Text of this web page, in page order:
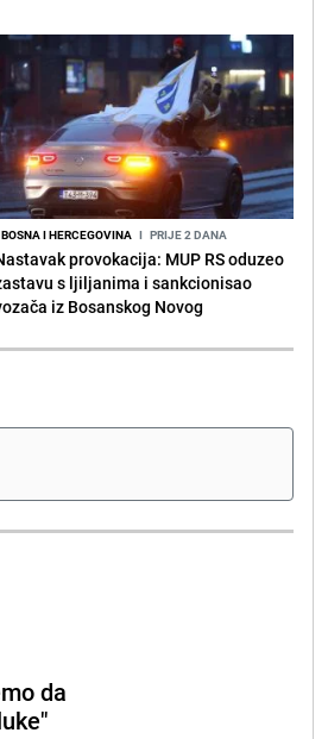
BOSNA I HERCEGOVINA I PRIJE 2 DANA
provokacija: MUP RS oduzeo
s ljiljanima i sankcionisao
iz Bosanskog Novog
da